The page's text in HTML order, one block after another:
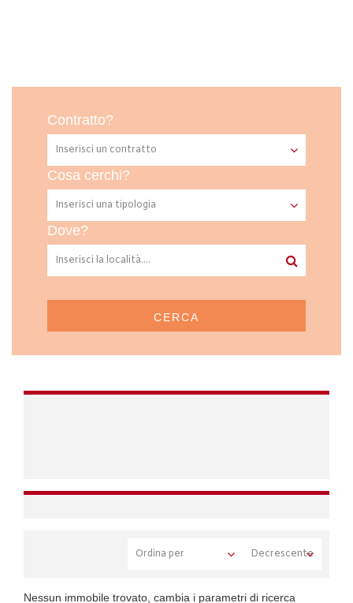
Contratto?
Cosa cerchi?
Dove?
CERCA
Nessun immobile trovato, cambia i parametri di ricerca